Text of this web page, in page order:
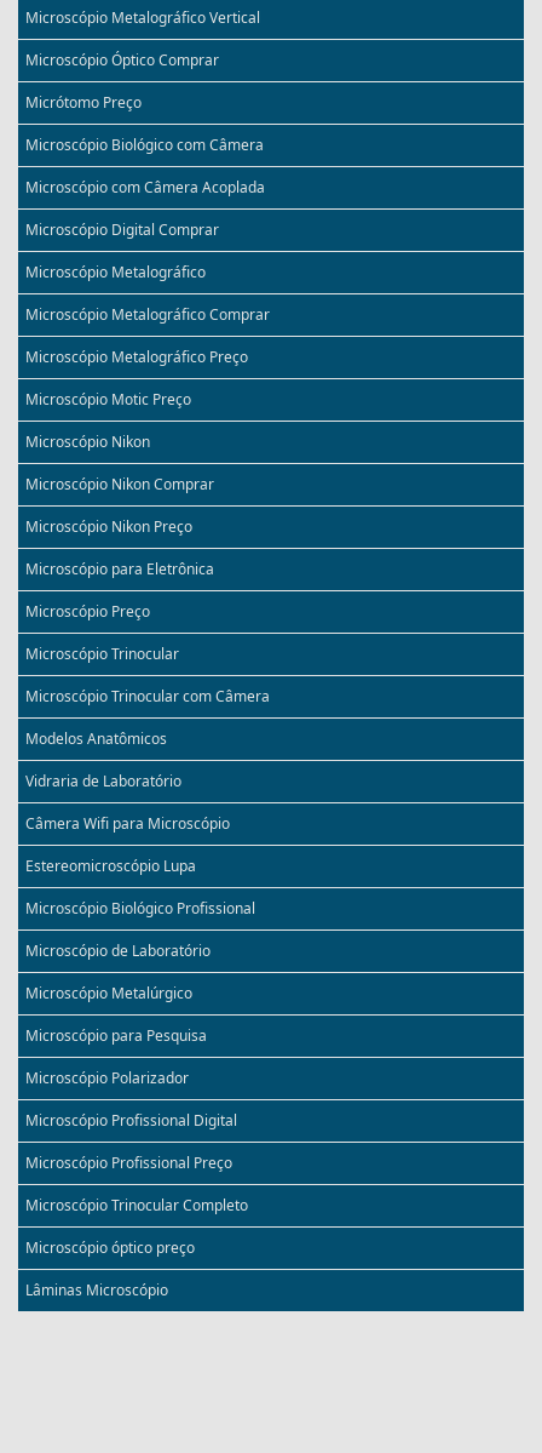
Microscópio Metalográfico Vertical
Microscópio Óptico Comprar
Micrótomo Preço
Microscópio Biológico com Câmera
Microscópio com Câmera Acoplada
Microscópio Digital Comprar
Microscópio Metalográfico
Microscópio Metalográfico Comprar
Microscópio Metalográfico Preço
Microscópio Motic Preço
Microscópio Nikon
Microscópio Nikon Comprar
Microscópio Nikon Preço
Microscópio para Eletrônica
Microscópio Preço
Microscópio Trinocular
Microscópio Trinocular com Câmera
Modelos Anatômicos
Vidraria de Laboratório
Câmera Wifi para Microscópio
Estereomicroscópio Lupa
Microscópio Biológico Profissional
Microscópio de Laboratório
Microscópio Metalúrgico
Microscópio para Pesquisa
Microscópio Polarizador
Microscópio Profissional Digital
Microscópio Profissional Preço
Microscópio Trinocular Completo
Microscópio óptico preço
Lâminas Microscópio